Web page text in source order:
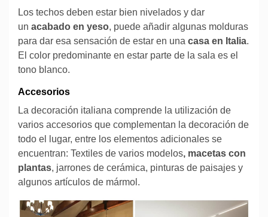
Los techos deben estar bien nivelados y dar
un acabado en yeso, puede añadir algunas molduras
para dar esa sensación de estar en una casa en Italia.
El color predominante en estar parte de la sala es el
tono blanco.
Accesorios
La decoración italiana comprende la utilización de
varios accesorios que complementan la decoración de
todo el lugar, entre los elementos adicionales se
encuentran: Textiles de varios modelos, macetas con
plantas, jarrones de cerámica, pinturas de paisajes y
algunos artículos de mármol.